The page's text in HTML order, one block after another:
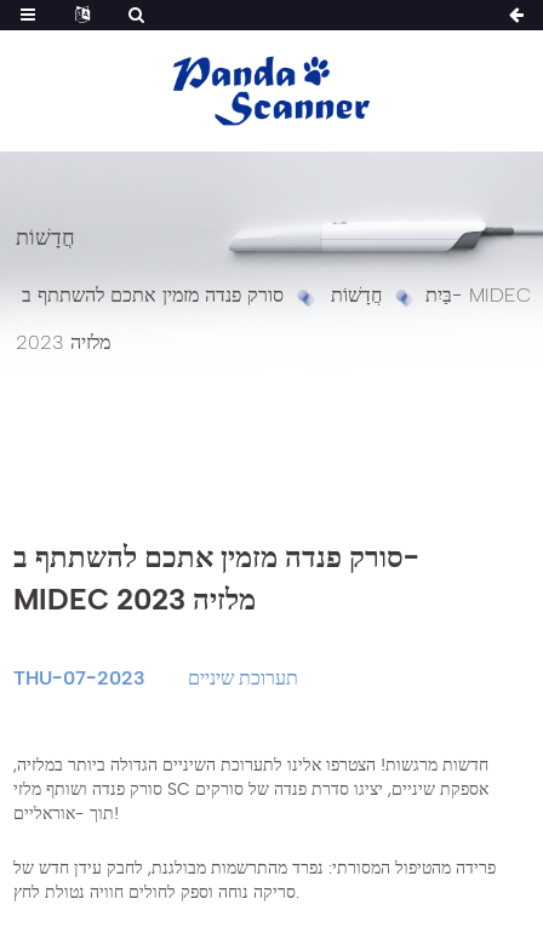
חֲדָשׁוֹת
בַּיִת חֲדָשׁוֹת סורק פנדה מזמין אתכם להשתתף ב- MIDEC
מלזיה 2023
סורק פנדה מזמין אתכם להשתתף ב-
MIDEC מלזיה 2023
THU-07-2023 תערוכת שיניים
חדשות מרגשות! הצטרפו אלינו לתערוכת השיניים הגדולה ביותר במלזיה,
סורק פנדה ושותף מלזי SC אספקת שיניים, יציגו סדרת פנדה של סורקים
תוך -אוראליים!
פרידה מהטיפול המסורתי: נפרד מהתרשמות מבולגנת, לחבק עידן חדש של